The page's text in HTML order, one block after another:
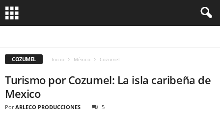
COZUMEL Inicio México Cozumel
Turismo por Cozumel: La isla caribeña de
Mexico
Por ARLECO PRODUCCIONES 5